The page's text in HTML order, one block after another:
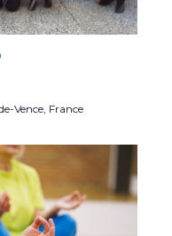
Vence, France